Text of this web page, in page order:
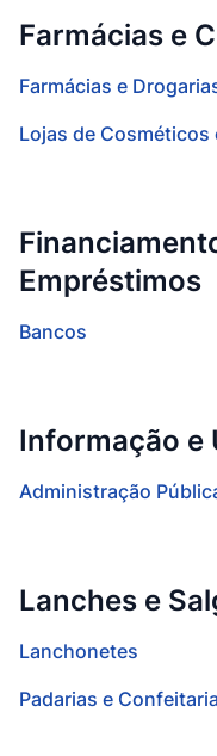
Farmácias e
Farmácias e
Lojas de Cosméticos
Empréstimos
Bancos
Informação e
Administração
Lanches e
Lanchonetes
Padarias e